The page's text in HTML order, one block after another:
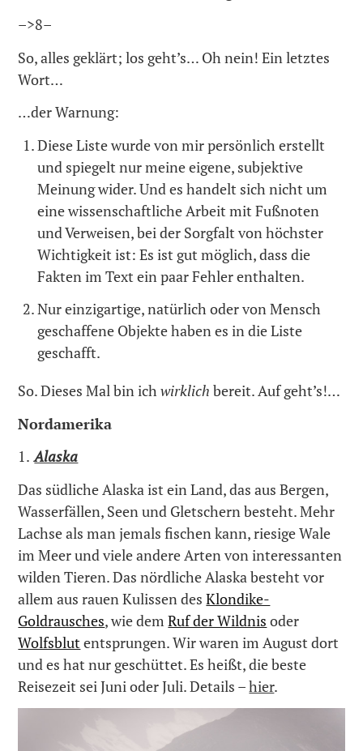
–>8–
So, alles geklärt; los geht’s… Oh nein! Ein letztes
Wort…
…der Warnung:
Diese Liste wurde von mir persönlich erstellt
und spiegelt nur meine eigene, subjektive
Meinung wider. Und es handelt sich nicht um
eine wissenschaftliche Arbeit mit Fußnoten
und Verweisen, bei der Sorgfalt von höchster
Wichtigkeit ist: Es ist gut möglich, dass die
Fakten im Text ein paar Fehler enthalten.
Nur einzigartige, natürlich oder von Mensch
geschaffene Objekte haben es in die Liste
geschafft.
So. Dieses Mal bin ichwirklichbereit. Auf geht’s!…
Nordamerika
1. Alaska
Das südliche Alaska ist ein Land, das aus Bergen,
Wasserfällen, Seen und Gletschern besteht. Mehr
Lachse als man jemals fischen kann, riesige Wale
im Meer und viele andere Arten von interessanten
wilden Tieren. Das nördliche Alaska besteht vor
allem aus rauen Kulissen desKlondike-
Goldrausches, wie demRuf der Wildnis oder
Wolfsblutentsprungen. Wir waren im August dort
und es hat nur geschüttet. Es heißt, die beste
Reisezeit sei Juni oder Juli. Details –hier.